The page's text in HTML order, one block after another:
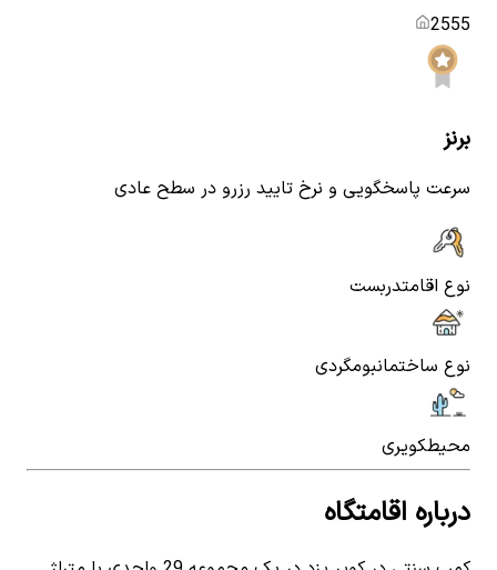
2555
برنز
سرعت پاسخگویی و نرخ تایید رزرو در سطح عادی
نوع اقامتدربست
نوع ساختمانبومگردی
محیطکویری
درباره اقامتگاه